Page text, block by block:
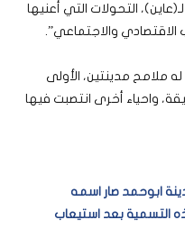
التحولات التي أعنيها
الاقتصادي والاجتماعي”.
ملامح مدينتين، الأولى
واحياء أخرى انتصبت فيها
ابوحمد صار اسمه
التسمية بعد استيعاب